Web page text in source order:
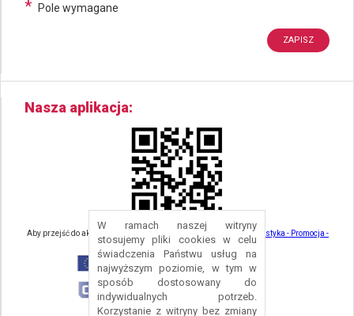
W ramach naszej witryny
stosujemy pliki cookies w celu
świadczenia Państwu usług na
najwyższym poziomie, w tym w
sposób dostosowany do
indywidualnych potrzeb.
Korzystanie z witryny bez zmiany
* Pole wymagane
Nasza aplikacja
Aby przejść do aktualności związanych z turystyką - kliknij tu:
Turystyka - Promocja -
Strefa Turysty - Gmina Nowa Ruda